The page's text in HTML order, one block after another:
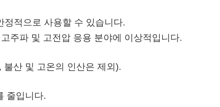
정적으로 사용할 수 있습니다.
주파 및 고전압 응용 분야에 이상적입니다.
산 및 고온의 인산은 제외).
줄입니다.